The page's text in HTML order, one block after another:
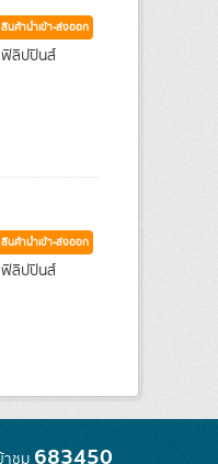
สินค้านำเข้า-ส่งออก
ฟิลิปปินส์
สินค้านำเข้า-ส่งออก
ฟิลิปปินส์
าชม